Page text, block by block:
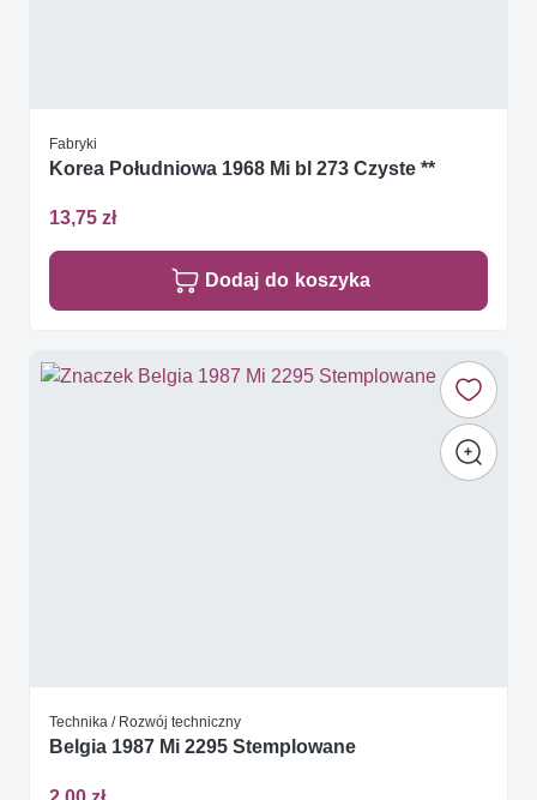
Fabryki
Korea Południowa 1968 Mi bl 273 Czyste **
13,75 zł
Dodaj do koszyka
Technika / Rozwój techniczny
Belgia 1987 Mi 2295 Stemplowane